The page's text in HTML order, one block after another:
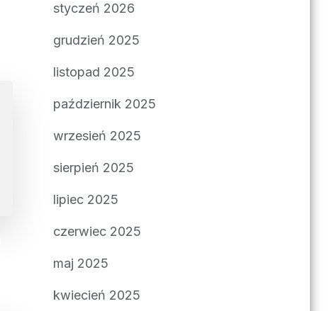
styczeń 2026
grudzień 2025
listopad 2025
październik 2025
wrzesień 2025
sierpień 2025
lipiec 2025
czerwiec 2025
maj 2025
kwiecień 2025